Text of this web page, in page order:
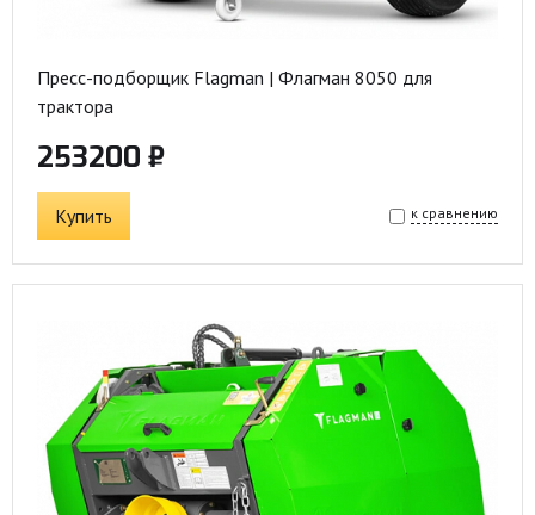
Пресс-подборщик Flagman | Флагман 8050 для
трактора
253200 ₽
Купить к сравнению